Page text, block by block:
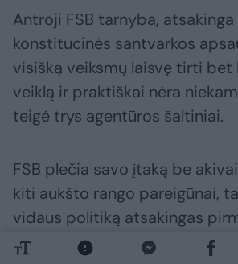
Antroji FSB tarnyba, atsakinga
konstitucinės santvarkos
visišką veiksmų laisvę tirti bet
veiklą ir praktiškai nėra
teigė trys agentūros šaltiniai.
FSB plečia savo įtaką be
kiti aukšto rango pareigūnai,
vidaus politiką atsakingas
prezidento administracijos